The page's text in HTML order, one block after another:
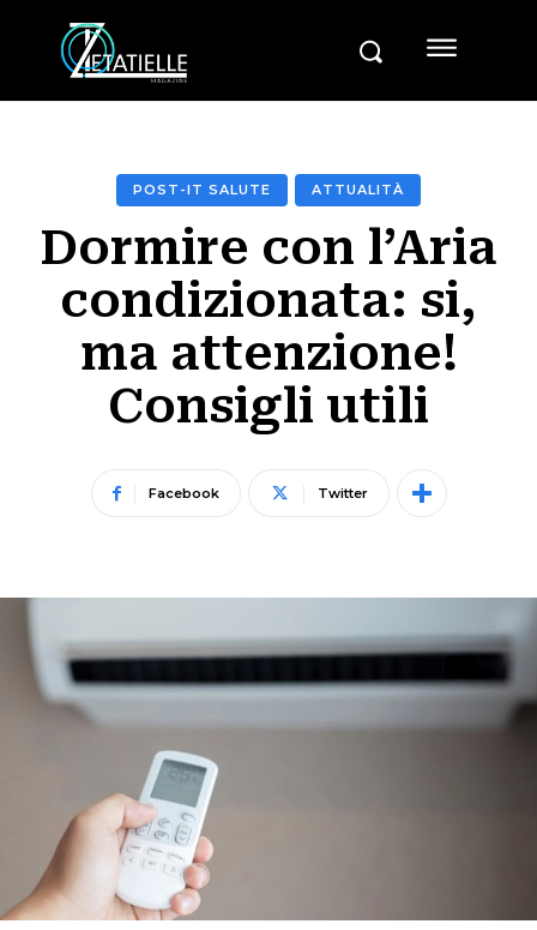
POST-IT SALUTE ATTUALITÀ
Dormire con l’Aria
condizionata: si,
ma attenzione!
Consigli utili
Facebook Twitter